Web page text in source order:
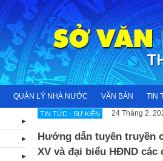
QUẢN LÝ NHÀ NƯỚC VĂN BẢN TIN
TIN TỨC - SỰ KIỆN 24 Tháng 2,
Hướng dẫn tuyên truyền
XV và đại biểu HĐND các